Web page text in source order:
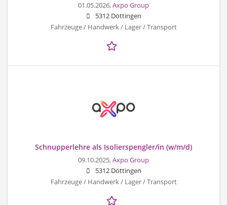
01.05.2026,Axpo Group
5312 Döttingen
Fahrzeuge / Handwerk / Lager / Transport
Schnupperlehre als Isolierspengler/in (w/m/d)
09.10.2025,Axpo Group
5312 Döttingen
Fahrzeuge / Handwerk / Lager / Transport